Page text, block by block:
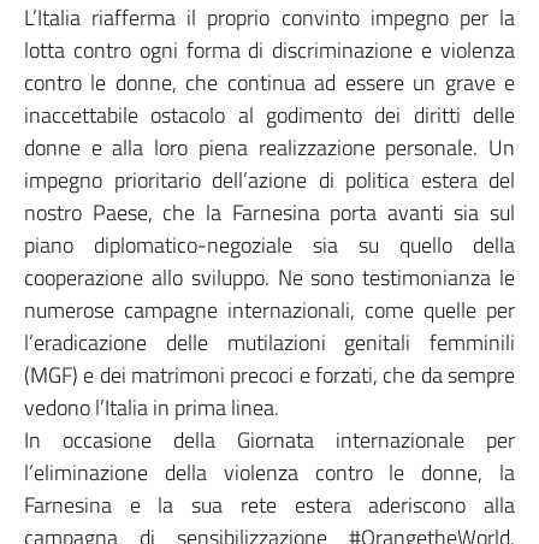
L’Italia riafferma il proprio convinto impegno per la
lotta contro ogni forma di discriminazione e violenza
contro le donne, che continua ad essere un grave e
inaccettabile ostacolo al godimento dei diritti delle
donne e alla loro piena realizzazione personale. Un
impegno prioritario dell’azione di politica estera del
nostro Paese, che la Farnesina porta avanti sia sul
piano diplomatico-negoziale sia su quello della
cooperazione allo sviluppo. Ne sono testimonianza le
numerose campagne internazionali, come quelle per
l’eradicazione delle mutilazioni genitali femminili
(MGF) e dei matrimoni precoci e forzati, che da sempre
vedono l’Italia in prima linea.
In occasione della Giornata internazionale per
l’eliminazione della violenza contro le donne, la
Farnesina e la sua rete estera aderiscono alla
campagna di sensibilizzazione #OrangetheWorld,